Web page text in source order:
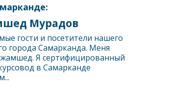
Мурадов
гости и посетители нашего
города Самарканда. Меня
Я сертифицированный
в Самарканде